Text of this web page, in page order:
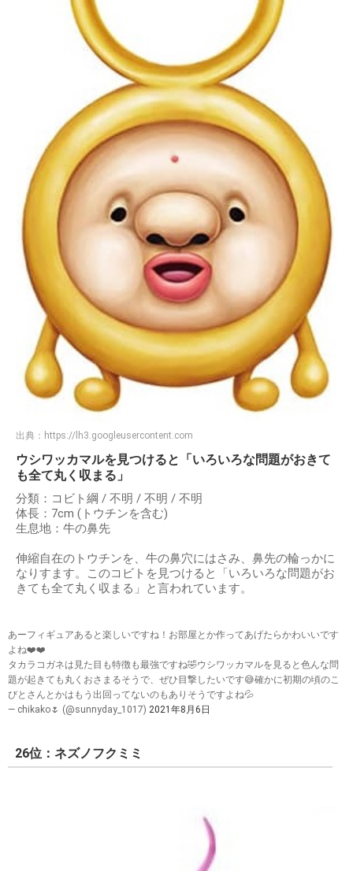
出典： https://lh3.googleusercontent.com
ウシワッカマルを見つけると「いろいろな問題がおきて
も全て丸く収まる」
分類：コビト綱 / 不明 / 不明 / 不明
体長：7cm (トウチンを含む)
生息地：牛の鼻先
伸縮自在のトウチンを、牛の鼻穴にはさみ、鼻先の輪っかに
なりすます。このコビトを見つけると「いろいろな問題がお
きても全て丸く収まる」と言われています。
あーフィギュアあると楽しいですね！お部屋とか作ってあげたらかわいいです
よね❤️❤️
タカラコガネは見た目も特徴も最強ですね🤣ウシワッカマルを見ると色んな問
題が起きても丸くおさまるそうで、ぜひ目撃したいです😅確かに初期の頃のこ
びとさんとかはもう出回ってないのもありそうですよね💦
— chikako🌷 (@sunnyday_1017) 2021年8月6日
26位：ネズノフクミミ